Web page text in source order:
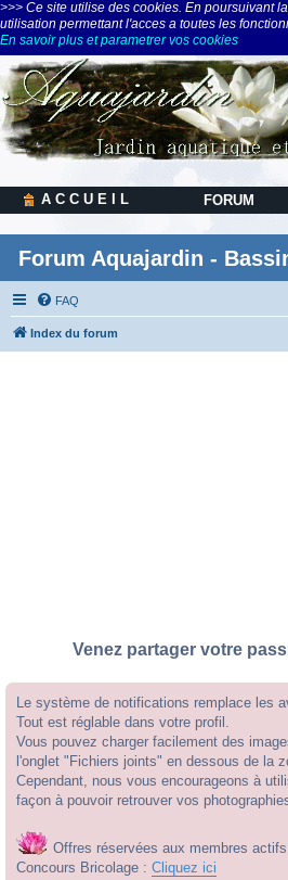
>>> Ce site utilise des cookies. En poursuivant
utilisation permettant l'acces a toutes les
En savoir plus et parametrer vos cookies
A C C U E I L FORUM
Forum Aquajardin -
FAQ
Index du forum
Venez partager votre
Le système de notifications remplace les
Tout est réglable dans votre profil.
Vous pouvez charger facilement des
l'onglet "Fichiers joints" en dessous de la
Cependant, nous vous encourageons à
façon à pouvoir retrouver vos
Offres réservées aux membres
Concours Bricolage : Cliquez ici